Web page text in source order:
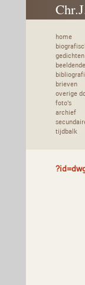
home
gedichten
brieven
overige
foto's
archief
tijdbalk